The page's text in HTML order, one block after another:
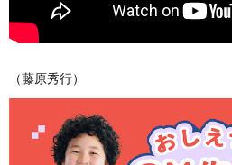
（藤原秀行）